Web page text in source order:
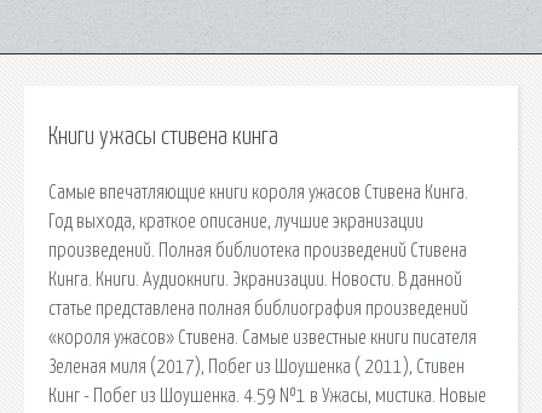
Книги ужасы стивена кинга
Самые впечатляющие книги короля ужасов Стивена Кинга.
Год выхода, краткое описание, лучшие экранизации
произведений. Полная библиотека произведений Стивена
Кинга. Книги. Аудиокниги. Экранизации. Новости. В данной
статье представлена полная библиография произведений
«короля ужасов» Стивена. Самые известные книги писателя
Зеленая миля (2017), Побег из Шоушенка ( 2011), Стивен
Кинг - Побег из Шоушенка. 4.59 №1 в Ужасы, мистика. Новые